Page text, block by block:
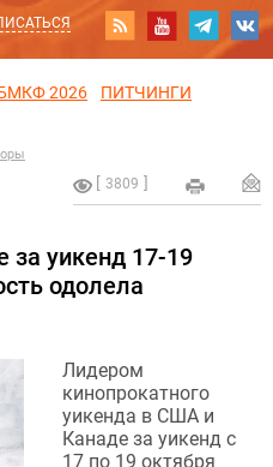
2026
ПИТЧИНГИ
3809
уикенд 17-19
одолела
Лидером
кинопрокатного
уикенда в США и
Канаде за уикенд с
17 по 19 октября